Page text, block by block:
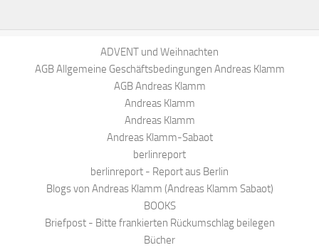
ADVENT und Weihnachten
AGB Allgemeine Geschäftsbedingungen Andreas Klamm
AGB Andreas Klamm
Andreas Klamm
Andreas Klamm
Andreas Klamm-Sabaot
berlinreport
berlinreport - Report aus Berlin
Blogs von Andreas Klamm (Andreas Klamm Sabaot)
BOOKS
Briefpost - Bitte frankierten Rückumschlag beilegen
Bücher